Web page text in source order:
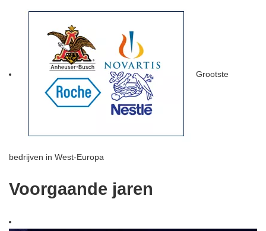
Grootste
bedrijven in West-Europa
Voorgaande jaren